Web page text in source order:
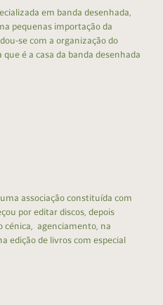
em banda desenhada,
pequenas importação da
se com a organização do
que é a casa da banda desenhada
associação constituída com
por editar discos, depois
cénica, agenciamento, na
edição de livros com especial